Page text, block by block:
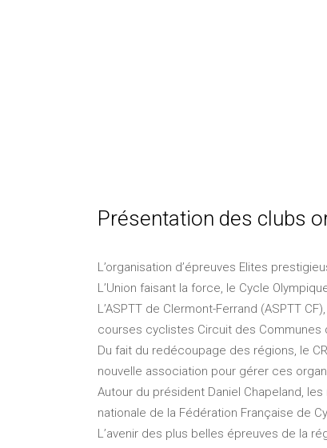
Présentation des clubs
L’organisation d’épreuves Elites
L’Union faisant la force, le Cycle
L’ASPTT de Clermont-Ferrand (ASPTT
courses cyclistes Circuit des Communes
Du fait du redécoupage des régions, le
nouvelle association pour gérer ces
Autour du président Daniel Chapeland,
nationale de la Fédération Française de
L’avenir des plus belles épreuves de la